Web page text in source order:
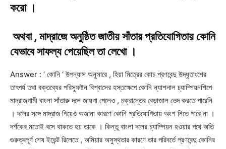
করো ।
অথবা , মাদ্রাজে অনুষ্ঠিত জাতীয় সাঁতার প্রতিযোগিতায় কোনি
যেভাবে সাফল্য পেয়েছিল তা লেখো ।
Answer : ‘ কোনি ‘ উপন্যাস অনুসারে , হিয়া মিত্রের কোচ প্রণবেন্দু উদ্ধৃতাংশের
তাৎপর্য তথা বক্তব্যের পরিস্ফুষ্টন বিশ্বাসের হস্তক্ষেপে কোনি ন্যাশনাল চ্যাম্পিয়নশিপে
মাদ্রাজগামী বাংলা সাঁতারু দলে জায়গা পেলেও , চক্রান্তের বেড়াজাল ভেদ করতে পারেনি
। দলের সঙ্গে মাদ্রাজ গিয়েও অজানা কারণে কোনি প্রতিযোগিতায় অংশ নিতে পারে না ।
দর্শকের মতোই বসে থাকতে হয় তাকে । কিন্তু বাংলা দলের চ্যাম্পিয়ন হওয়ার পথে অতি
গুরুত্বপূর্ণ শেষ ইভেন্ট রিলেতে , অমিয়ার অসুস্থতার কারণে তার পরিবর্তে প্রণবেন্দু কোনির